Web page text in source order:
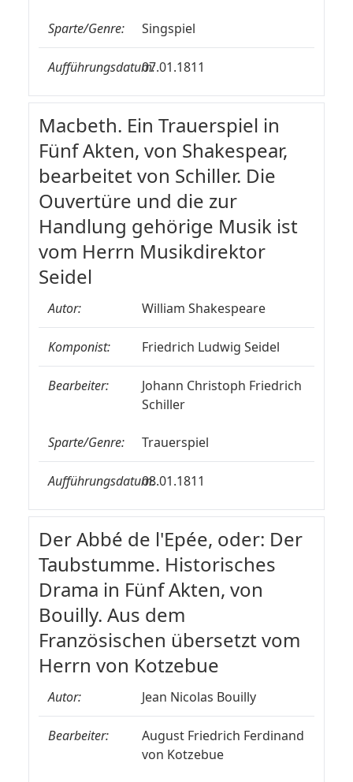
Sparte/Genre: Singspiel
Aufführungsdatum:07.01.1811
Macbeth. Ein Trauerspiel in
Fünf Akten, von Shakespear,
bearbeitet von Schiller. Die
Ouvertüre und die zur
Handlung gehörige Musik ist
vom Herrn Musikdirektor
Seidel
Autor: William Shakespeare
Komponist: Friedrich Ludwig Seidel
Bearbeiter:
Johann Christoph Friedrich
Schiller
Sparte/Genre: Trauerspiel
Aufführungsdatum:08.01.1811
Der Abbé de l'Epée, oder: Der
Taubstumme. Historisches
Drama in Fünf Akten, von
Bouilly. Aus dem
Französischen übersetzt vom
Herrn von Kotzebue
Autor: Jean Nicolas Bouilly
Bearbeiter:
August Friedrich Ferdinand
von Kotzebue